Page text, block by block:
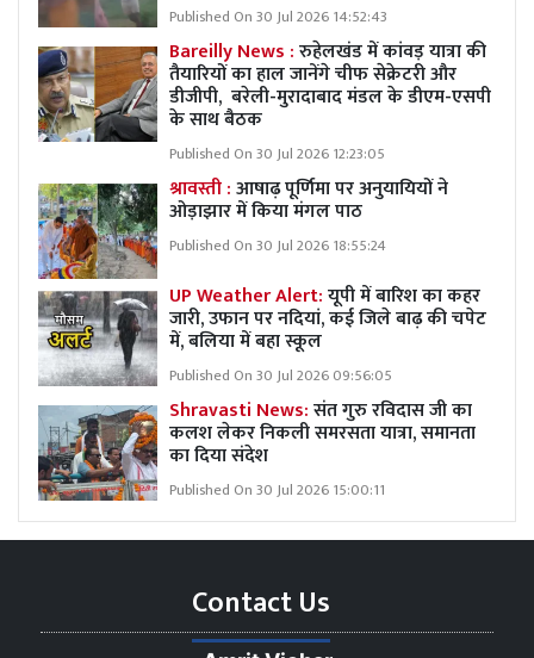
Published On 30 Jul 2026 14:52:43
Bareilly News :रुहेलखंड में कांवड़ यात्रा की
तैयारियों का हाल जानेंगे चीफ सेक्रेटरी और
डीजीपी, बरेली-मुरादाबाद मंडल के डीएम-एसपी
के साथ बैठक
Published On 30 Jul 2026 12:23:05
श्रावस्ती :आषाढ़ पूर्णिमा पर अनुयायियों ने
ओड़ाझार में किया मंगल पाठ
Published On 30 Jul 2026 18:55:24
UP Weather Alert:यूपी में बारिश का कहर
जारी, उफान पर नदियां, कई जिले बाढ़ की चपेट
में, बलिया में बहा स्कूल
Published On 30 Jul 2026 09:56:05
Shravasti News:संत गुरु रविदास जी का
कलश लेकर निकली समरसता यात्रा, समानता
का दिया संदेश
Published On 30 Jul 2026 15:00:11
Contact Us